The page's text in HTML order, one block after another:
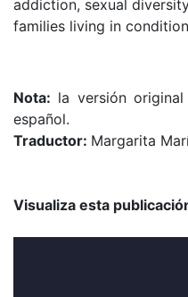
addiction, sexual
families living in
Nota: la versión
español.
Traductor: Margarita
Visualiza esta